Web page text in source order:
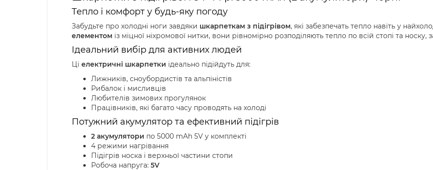
Тепло і комфорт у будь-яку погоду
Забудьте про холодні ноги завдяки шкарпеткам з підігрівом, які забезпечать тепло навіть у
елементом із міцної ніхромової нитки, вони рівномірно розподіляють тепло по всій стопі та
Ідеальний вибір для активних людей
Ці електричні шкарпетки ідеально підійдуть для:
Лижників, сноубордистів та альпіністів
Рибалок і мисливців
Любителів зимових прогулянок
Працівників, які багато часу проводять на холоді
Потужний акумулятор та ефективний підігрів
2 акумулятори по 5000 mAh 5V у комплекті
4 режими нагрівання
Підігрів носка і верхньої частини стопи
Робоча напруга: 5V